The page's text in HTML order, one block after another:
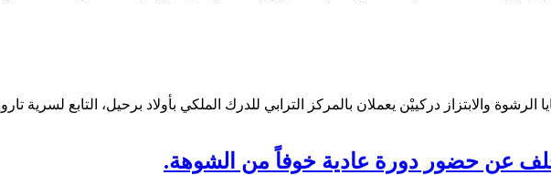
والابتزاز دركييْن يعملان بالمركز الترابي للدرك الملكي بأولاد برحيل، التابع لسرية
عن حضور دورة عادية خوفاً من الشوهة.